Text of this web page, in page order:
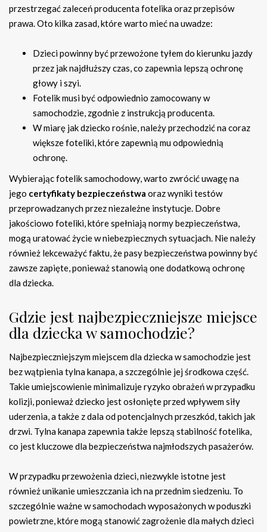
przestrzegać zaleceń producenta fotelika oraz przepisów
prawa. Oto kilka zasad, które warto mieć na uwadze:
Dzieci powinny być przewożone tyłem do kierunku jazdy
przez jak najdłuższy czas, co zapewnia lepszą ochronę
głowy i szyi.
Fotelik musi być odpowiednio zamocowany w
samochodzie, zgodnie z instrukcją producenta.
W miarę jak dziecko rośnie, należy przechodzić na coraz
większe foteliki, które zapewnią mu odpowiednią
ochronę.
Wybierając fotelik samochodowy, warto zwrócić uwagę na
jego certyfikaty bezpieczeństwa oraz wyniki testów
przeprowadzanych przez niezależne instytucje. Dobre
jakościowo foteliki, które spełniają normy bezpieczeństwa,
mogą uratować życie w niebezpiecznych sytuacjach. Nie należy
również lekceważyć faktu, że pasy bezpieczeństwa powinny być
zawsze zapięte, ponieważ stanowią one dodatkową ochronę
dla dziecka.
Gdzie jest najbezpieczniejsze miejsce
dla dziecka w samochodzie?
Najbezpieczniejszym miejscem dla dziecka w samochodzie jest
bez wątpienia tylna kanapa, a szczególnie jej środkowa część.
Takie umiejscowienie minimalizuje ryzyko obrażeń w przypadku
kolizji, ponieważ dziecko jest osłonięte przed wpływem siły
uderzenia, a także z dala od potencjalnych przeszkód, takich jak
drzwi. Tylna kanapa zapewnia także lepszą stabilność fotelika,
co jest kluczowe dla bezpieczeństwa najmłodszych pasażerów.
W przypadku przewożenia dzieci, niezwykle istotne jest
również unikanie umieszczania ich na przednim siedzeniu. To
szczególnie ważne w samochodach wyposażonych w poduszki
powietrzne, które mogą stanowić zagrożenie dla małych dzieci